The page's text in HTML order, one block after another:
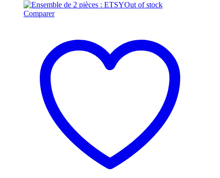
Out of stock
Comparer